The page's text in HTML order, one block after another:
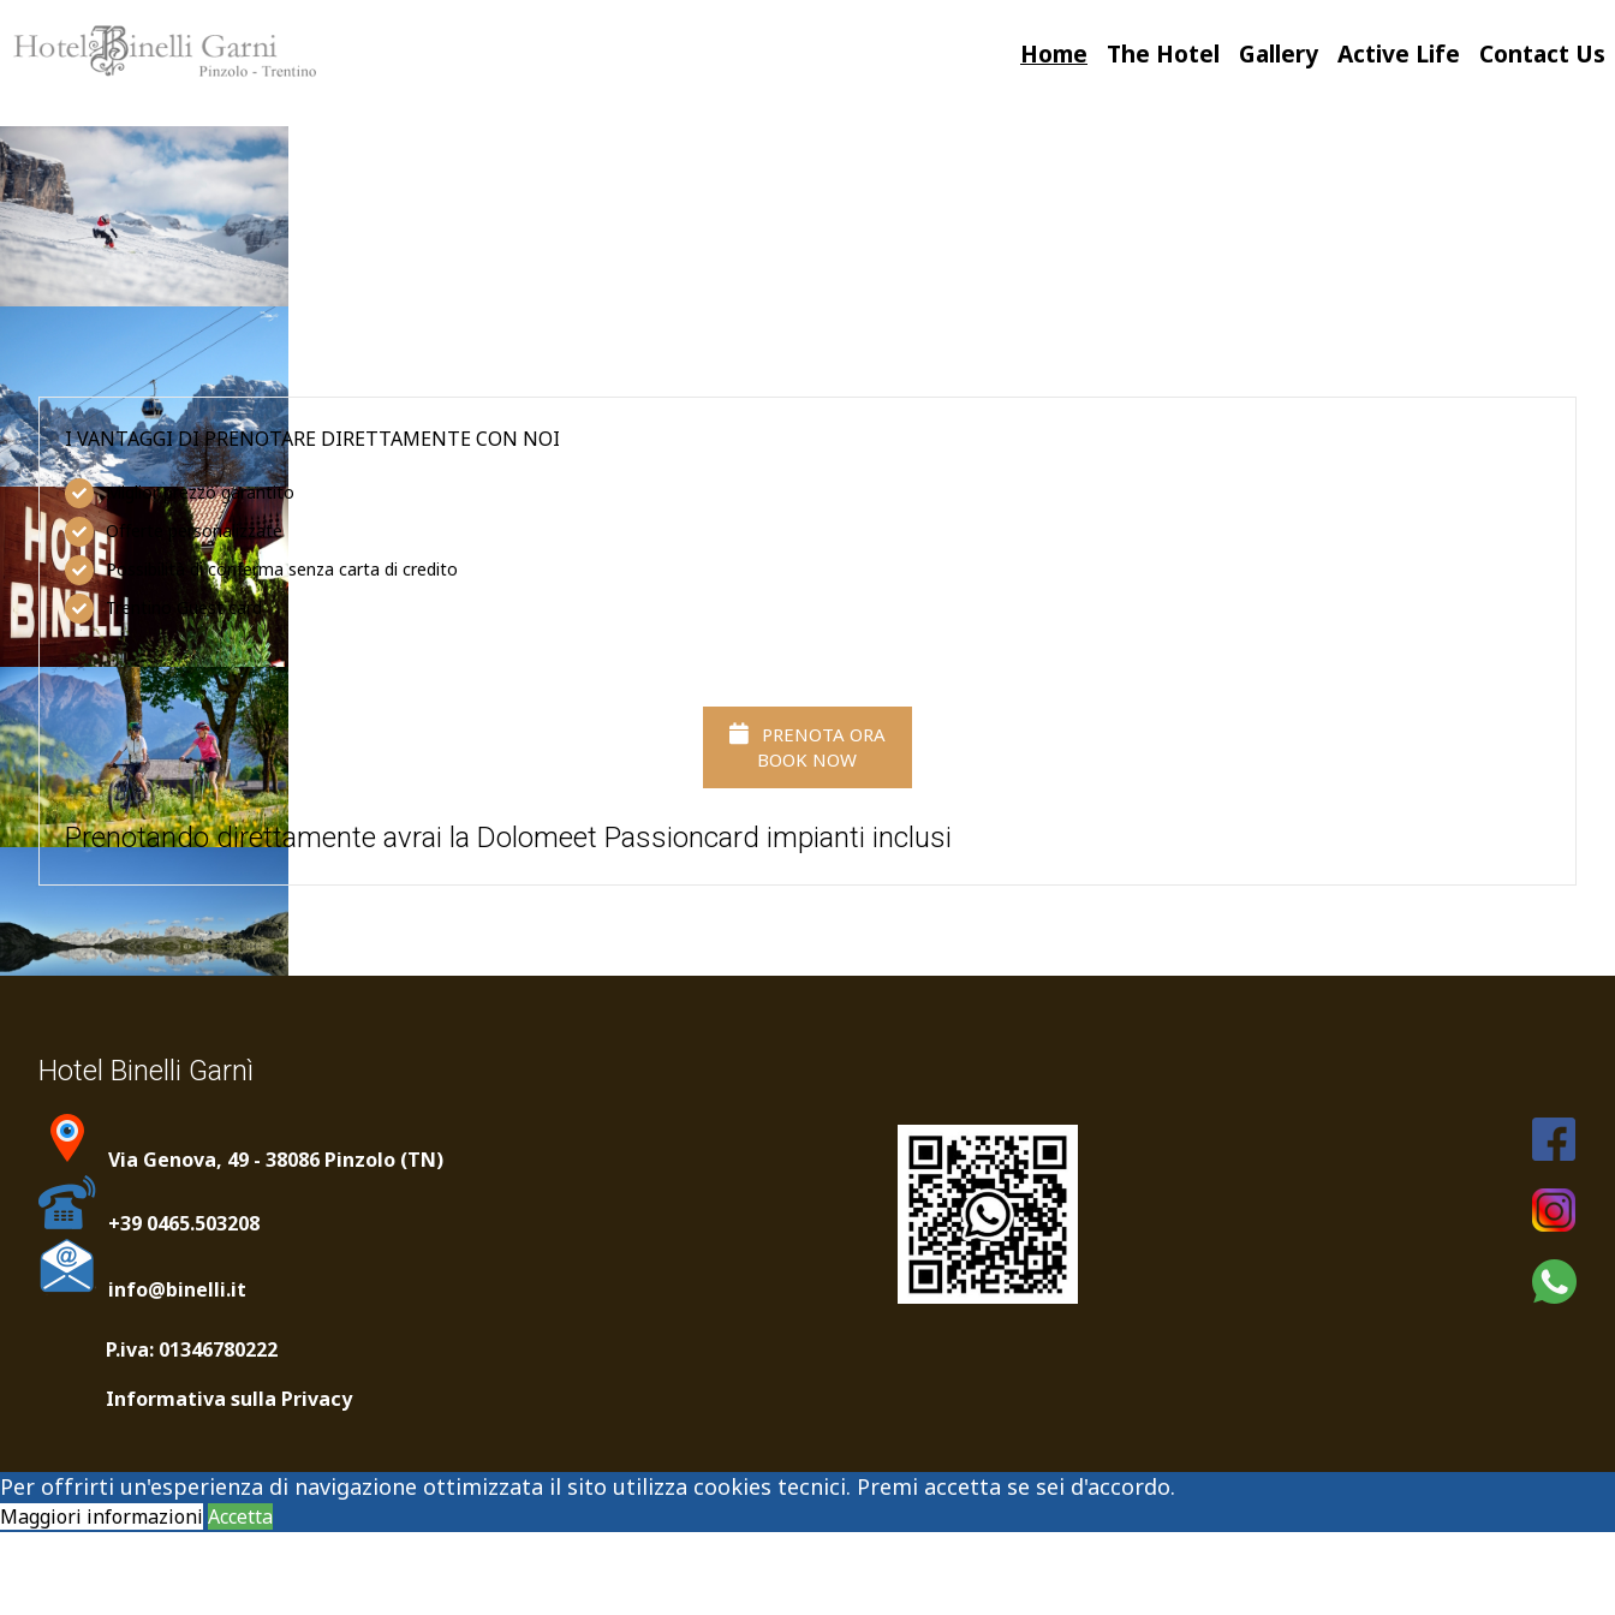
SKIP TO MAIN CONTENT
Home The Hotel Gallery Active Life Contact Us
I VANTAGGI DI PRENOTARE DIRETTAMENTE CON NOI
Miglior prezzo garantito
Offerte personalizzate
Possibilità di conferma senza carta di credito
Trentino Guest card
PRENOTA ORA
BOOK NOW
Prenotando direttamente avrai la Dolomeet Passioncard impianti inclusi
Hotel Binelli Garnì
Via Genova, 49 - 38086 Pinzolo (TN)
+39 0465.503208
info@binelli.it
P.iva: 01346780222
Informativa sulla Privacy
Per offrirti un'esperienza di navigazione ottimizzata il sito utilizza cookies tecnici. Premi accetta se sei d'accordo.
Maggiori informazioni Accetta